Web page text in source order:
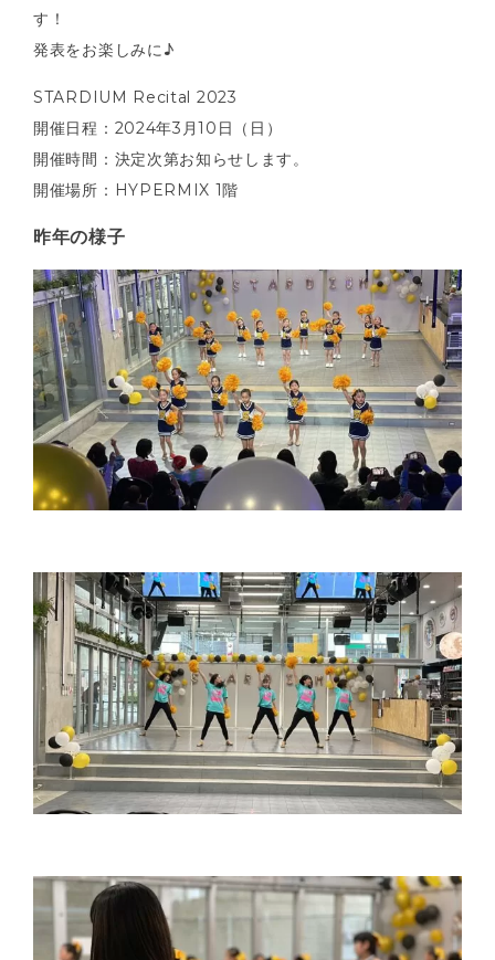
す！
発表をお楽しみに♪
STARDIUM Recital 2023
開催日程：2024年3月10日（日）
開催時間：決定次第お知らせします。
開催場所：HYPERMIX 1階
昨年の様子